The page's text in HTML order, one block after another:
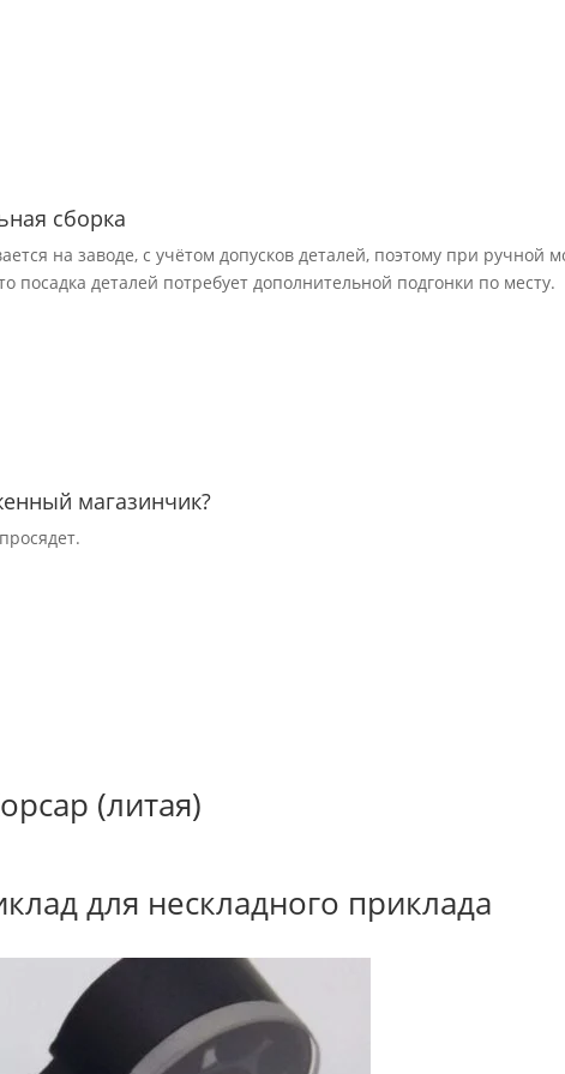
сборка
на заводе, с учётом допусков деталей, поэтому при ручной
посадка деталей потребует дополнительной подгонки по месту.
магазинчик?
(литая)
для нескладного приклада